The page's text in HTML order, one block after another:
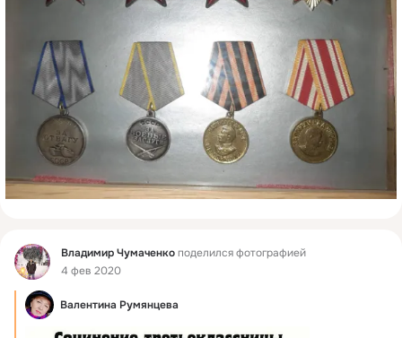
Фид Владимир Чумаченкоподелился фотографией
4 фев 2020
Валентина Румянцева